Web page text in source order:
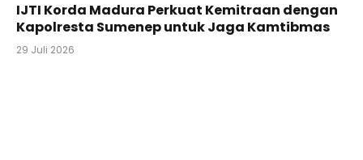
IJTI Korda Madura Perkuat Kemitraan dengan
Kapolresta Sumenep untuk Jaga Kamtibmas
29 Juli 2026